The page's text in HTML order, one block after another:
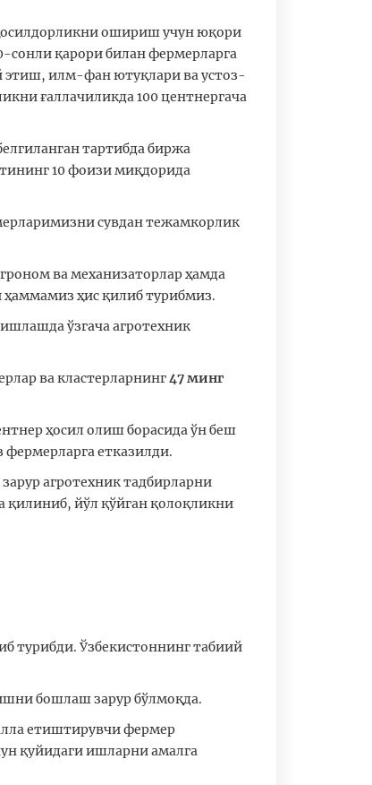
ошириш учун юқори
сонли қарори билан фермерларга
этиш, илм-фан ютуқлари ва устоз-
ғаллачиликда 100 центнергача
тартибда биржа
10 фоизи миқдорида
сувдан тежамкорлик
ва механизаторлар ҳамда
ҳис қилиб турибмиз.
ўзгача агротехник
ва кластерларнинг47 минг
ҳосил олиш борасида ўн беш
етказилди.
агротехник тадбирларни
йўл қўйган қолоқликни
турибди. Ўзбекистоннинг табиий
бошлаш зарур бўлмоқда.
етиштирувчи фермер
қуйидаги ишларни амалга